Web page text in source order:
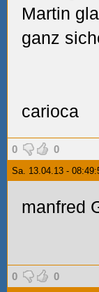
Martin
ganz
carioca
0 0
Sa. 13.04.13 -
manfred
0 0